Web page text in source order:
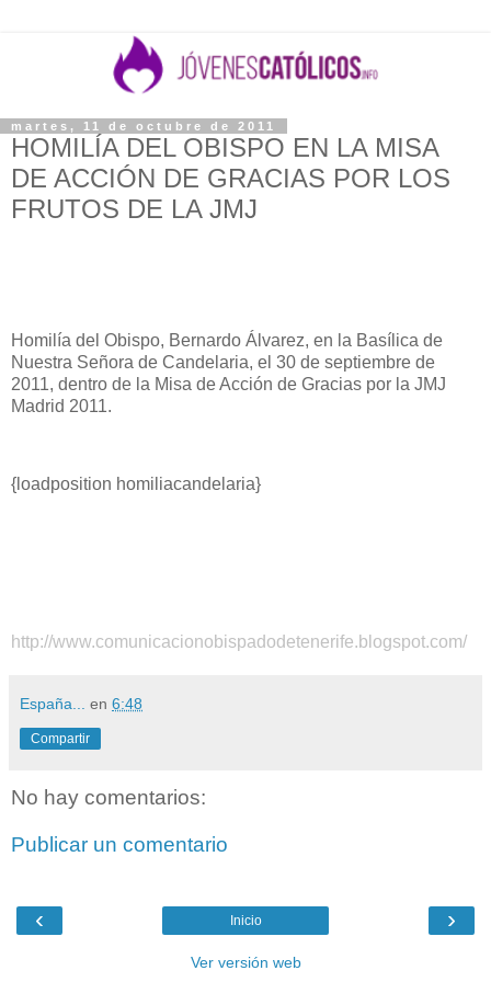
martes, 11 de octubre de 2011
HOMILÍA DEL OBISPO EN LA MISA
DE ACCIÓN DE GRACIAS POR LOS
FRUTOS DE LA JMJ
Homilía del Obispo, Bernardo Álvarez, en la Basílica de
Nuestra Señora de Candelaria, el 30 de septiembre de
2011, dentro de la Misa de Acción de Gracias por la JMJ
Madrid 2011.
{loadposition homiliacandelaria}
http://www.comunicacionobispadodetenerife.blogspot.com/
España... en 6:48
Compartir
No hay comentarios:
Publicar un comentario
‹ ›
Inicio
Ver versión web